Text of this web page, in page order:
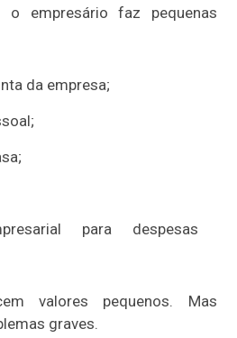
o empresário faz pequenas
da empresa;
para despesas
valores pequenos. Mas
graves.